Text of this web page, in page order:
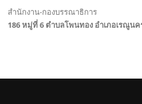
สำนักงาน-กองบรรณาธิการ
186 หมู่ที่ 6 ตำบลโพนทอง อำเภอเรณูน